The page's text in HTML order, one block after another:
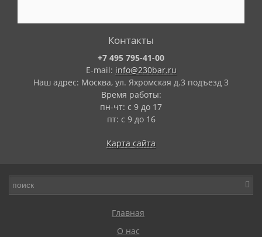
Контакты
+7 495 795-41-00
E-mail: info@230bar.ru
Наш адрес: Москва, ул. Яхромская д.3 подъезд 3
Время работы:
пн-чт: с 9 до 17
пт: с 9 до 16
Карта сайта
Главная
О нас